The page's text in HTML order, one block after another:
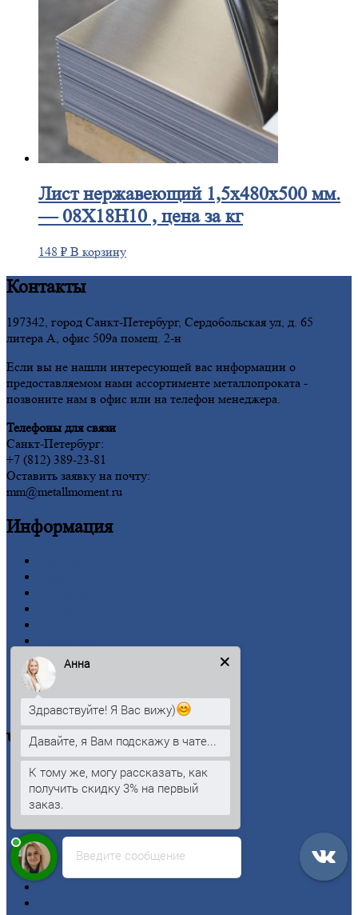
Листнержавеющий 1,5x480x500 мм.
— 08Х18Н10 , цена за кг
148 ₽ В корзину
Контакты
197342, город Санкт-Петербург, Сердобольская ул, д. 65
литера А, офис 509а помещ. 2-н
Если вы не нашли интересующей вас информации о
предоставляемом нами ассортименте металлопроката -
позвоните нам в офис или на телефон менеджера.
Телефоны для связи
Санкт-Петербург:
+7 (812) 389-23-81
Оставить заявку на почту:
mm@metallmoment.ru
Информация
Новости
Личный
Оформление
Оплата
Черныйметаллопрокат
Арматура
Двутавроваябалка (двутавр)
Квадрат
Лист
Проволока
Рельсы
Введите сообщение
Анна
Здравствуйте! Я Вас вижу)
Давайте, я Вам подскажу в чате...
К тому же, могу рассказать, как
получить скидку 3% на первый
заказ.